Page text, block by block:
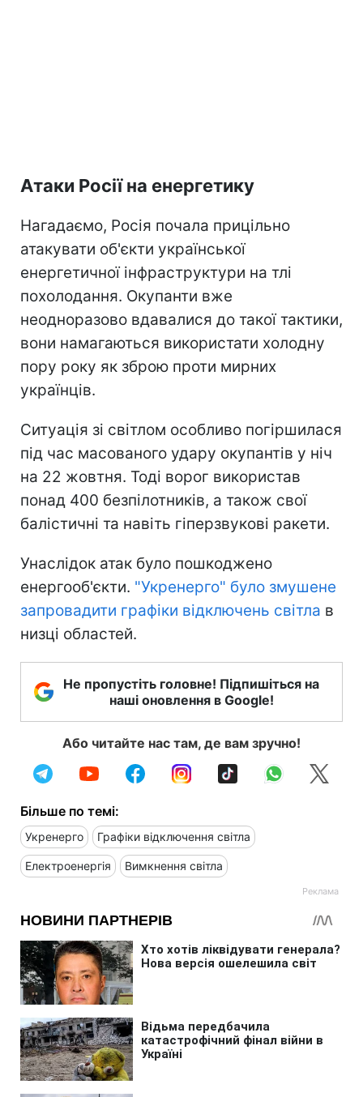
Атаки Росії на енергетику
Нагадаємо, Росія почала прицільно
атакувати об'єкти української
енергетичної інфраструктури на тлі
похолодання. Окупанти вже
неодноразово вдавалися до такої тактики,
вони намагаються використати холодну
пору року як зброю проти мирних
українців.
Ситуація зі світлом особливо погіршилася
під час масованого удару окупантів у ніч
на 22 жовтня. Тоді ворог використав
понад 400 безпілотників, а також свої
балістичні та навіть гіперзвукові ракети.
Унаслідок атак було пошкоджено
енергооб'єкти. "Укренерго" було змушене
запровадити графіки відключень світла в
низці областей.
Не пропустіть головне! Підпишіться на
наші оновлення в Google!
Або читайте нас там, де вам зручно!
Більше по темі:
Укренерго Графіки відключення світла
Електроенергія Вимкнення світла